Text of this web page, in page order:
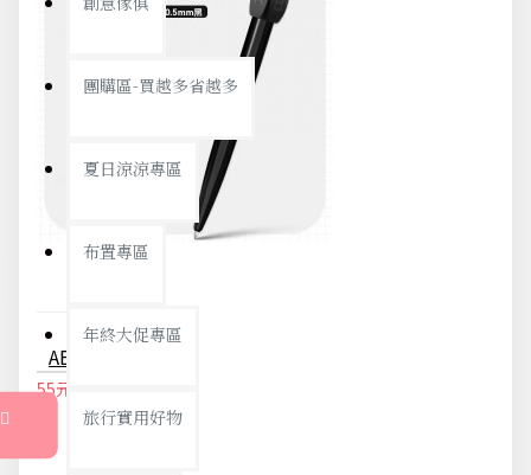
團購區-買越多省越多
夏日涼涼專區
布置專區
年終大促專區
旅行實用好物
55元